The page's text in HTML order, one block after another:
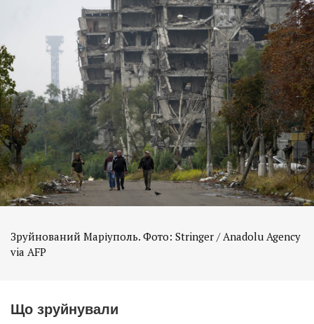
Зруйнований Маріуполь. Фото: Stringer / Anadolu Agency
via AFP
Що зруйнували